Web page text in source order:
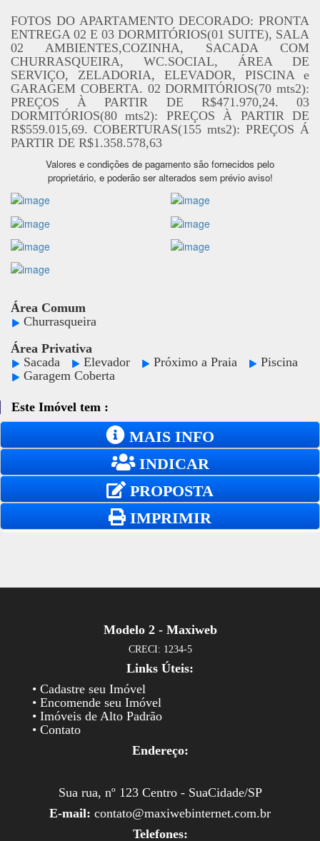
FOTOS DO APARTAMENTO DECORADO: PRONTA
ENTREGA 02 E 03 DORMITÓRIOS(01 SUITE), SALA
02 AMBIENTES,COZINHA, SACADA COM
CHURRASQUEIRA, WC.SOCIAL, ÁREA DE
SERVIÇO, ZELADORIA, ELEVADOR, PISCINA e
GARAGEM COBERTA. 02 DORMITÓRIOS(70 mts2):
PREÇOS À PARTIR DE R$471.970,24. 03
DORMITÓRIOS(80 mts2): PREÇOS À PARTIR DE
R$559.015,69. COBERTURAS(155 mts2): PREÇOS Á
PARTIR DE R$1.358.578,63
Valores e condições de pagamento são fornecidos pelo
proprietário, e poderão ser alterados sem prévio aviso!
Área Comum
Churrasqueira
Área Privativa
Sacada
Elevador Próximo a Praia
Piscina
Garagem Coberta
Este Imóvel tem :
MAIS INFO
INDICAR
PROPOSTA
IMPRIMIR
Modelo 2 - Maxiweb
CRECI: 1234-5
Links Úteis:
• Cadastre seu Imóvel
• Encomende seu Imóvel
• Imóveis de Alto Padrão
• Contato
Endereço:
Sua rua, nº 123 Centro - SuaCidade/SP
E-mail: contato@maxiwebinternet.com.br
Telefones: